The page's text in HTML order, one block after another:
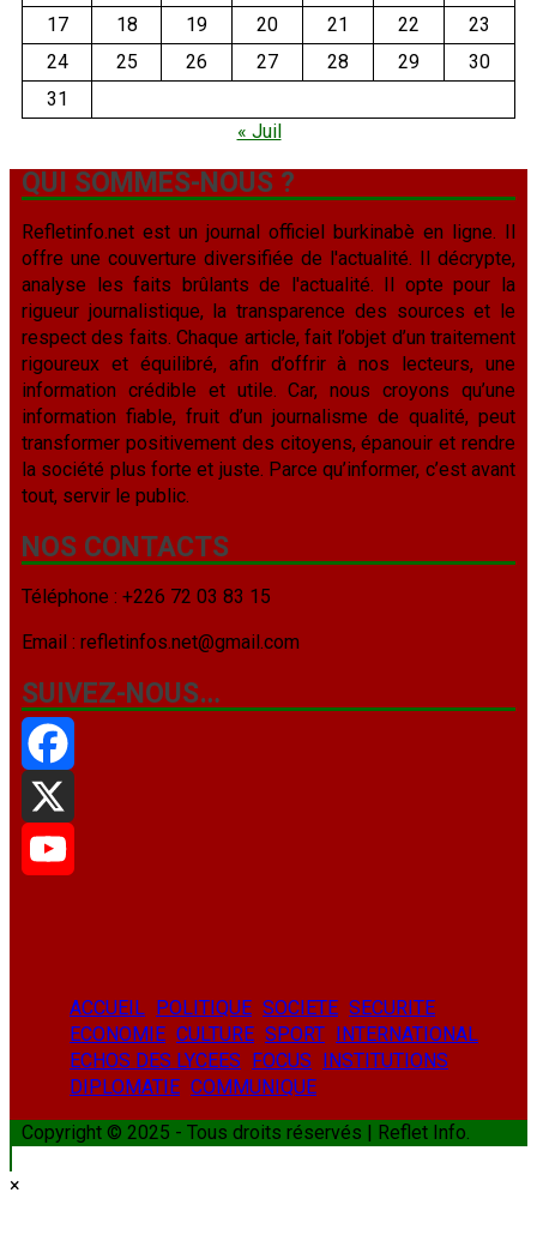
17
18 19 20 21 22
23
24
25 26 27 28 29
30
31
« Juil
QUI SOMMES-NOUS ?
Refletinfo.net est un journal officiel burkinabè en ligne. Il
offre une couverture diversifiée de l'actualité. Il décrypte,
analyse les faits brûlants de l'actualité. Il opte pour la
rigueur journalistique, la transparence des sources et le
respect des faits. Chaque article, fait l’objet d’un traitement
rigoureux et équilibré, afin d’offrir à nos lecteurs, une
information crédible et utile. Car, nous croyons qu’une
information fiable, fruit d’un journalisme de qualité, peut
transformer positivement des citoyens, épanouir et rendre
la société plus forte et juste. Parce qu’informer, c’est avant
tout, servir le public.
NOS CONTACTS
Téléphone : +226 72 03 83 15
Email : refletinfos.net@gmail.com
SUIVEZ-NOUS…
Facebook
X
ACCUEIL POLITIQUE SOCIETE SECURITE
ECONOMIE CULTURE SPORT INTERNATIONAL
ECHOS DES LYCEES FOCUS INSTITUTIONS
DIPLOMATIE COMMUNIQUE
Copyright © 2025 - Tous droits réservés | Reflet Info.
×